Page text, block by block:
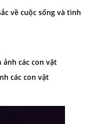
về cuộc sống và tình
các con vật